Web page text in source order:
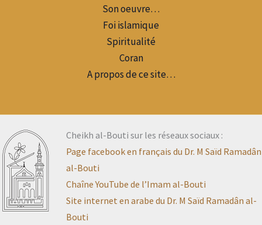
Son oeuvre…
Foi islamique
Spiritualité
Coran
A propos de ce site…
Cheikh al-Bouti sur les réseaux sociaux :
Page facebook en français du Dr. M Saïd Ramadân
al-Bouti
Chaîne YouTube de l’Imam al-Bouti
Site internet en arabe du Dr. M Saïd Ramadân al-
Bouti